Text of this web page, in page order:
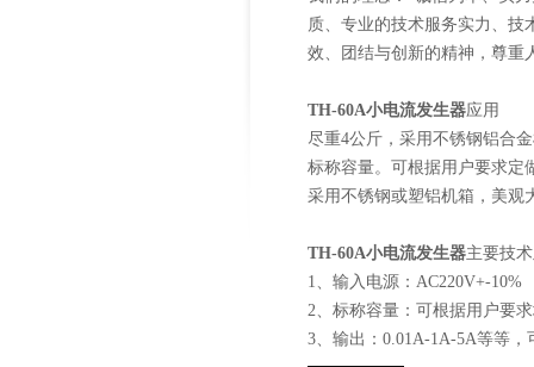
质、专业的技术服务实力、技
效、团结与创新的精神，尊重
TH-60A小电流发生器应用
尽重4公斤，采用不锈钢铝合
标称容量。可根据用户要求定
采用不锈钢或塑铝机箱，美观
TH-60A小电流发生器主要技
1、输入电源：AC220V+-
2、标称容量：可根据用户要
3、输出：0.01A-1A-5A等等